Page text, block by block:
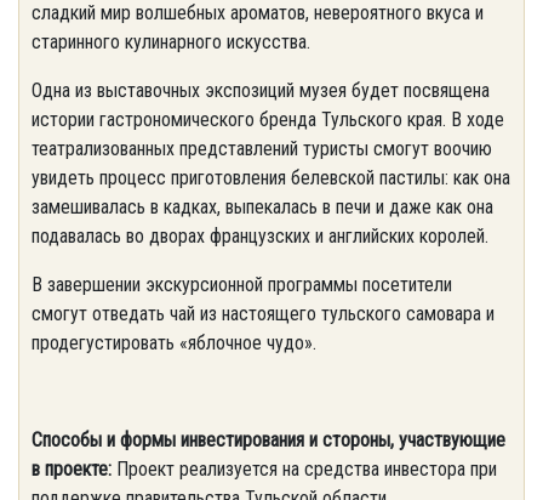
сладкий мир волшебных ароматов, невероятного вкуса и
старинного кулинарного искусства.
Одна из выставочных экспозиций музея будет посвящена
истории гастрономического бренда Тульского края. В ходе
театрализованных представлений туристы смогут воочию
увидеть процесс приготовления белевской пастилы: как она
замешивалась в кадках, выпекалась в печи и даже как она
подавалась во дворах французских и английских королей.
В завершении экскурсионной программы посетители
смогут отведать чай из настоящего тульского самовара и
продегустировать «яблочное чудо».
Способы и формы инвестирования и стороны, участвующие
в проекте: Проект реализуется на средства инвестора при